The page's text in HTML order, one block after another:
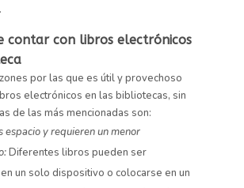
contar con libros electrónicos
por las que es útil y provechoso
electrónicos en las bibliotecas, sin
de las más mencionadas son:
espacio y requieren un menor
Diferentes libros pueden ser
un solo dispositivo o colocarse en un